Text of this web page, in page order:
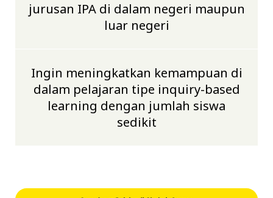
jurusan IPA di dalam negeri maupun
luar negeri
Ingin meningkatkan kemampuan di
dalam pelajaran tipe inquiry-based
learning dengan jumlah siswa
sedikit